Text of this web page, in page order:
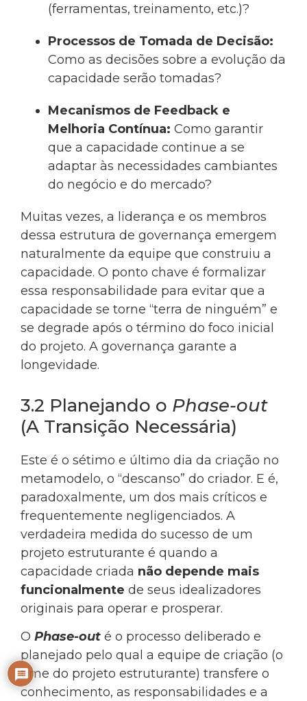
(ferramentas, treinamento, etc.)?
Processos de Tomada de Decisão:
Como as decisões sobre a evolução da
capacidade serão tomadas?
Mecanismos de Feedback e
Melhoria Contínua: Como garantir
que a capacidade continue a se
adaptar às necessidades cambiantes
do negócio e do mercado?
Muitas vezes, a liderança e os membros
dessa estrutura de governança emergem
naturalmente da equipe que construiu a
capacidade. O ponto chave é formalizar
essa responsabilidade para evitar que a
capacidade se torne “terra de ninguém” e
se degrade após o término do foco inicial
do projeto. A governança garante a
longevidade.
3.2 Planejando o Phase-out
(A Transição Necessária)
Este é o sétimo e último dia da criação no
metamodelo, o “descanso” do criador. E é,
paradoxalmente, um dos mais críticos e
frequentemente negligenciados. A
verdadeira medida do sucesso de um
projeto estruturante é quando a
capacidade criada não depende mais
funcionalmente de seus idealizadores
originais para operar e prosperar.
O Phase-out é o processo deliberado e
planejado pelo qual a equipe de criação (o
time do projeto estruturante) transfere o
conhecimento, as responsabilidades e a